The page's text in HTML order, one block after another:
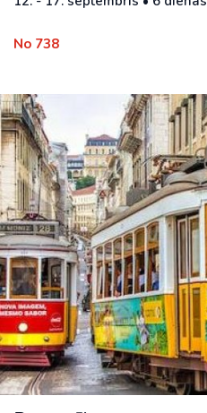
No 738